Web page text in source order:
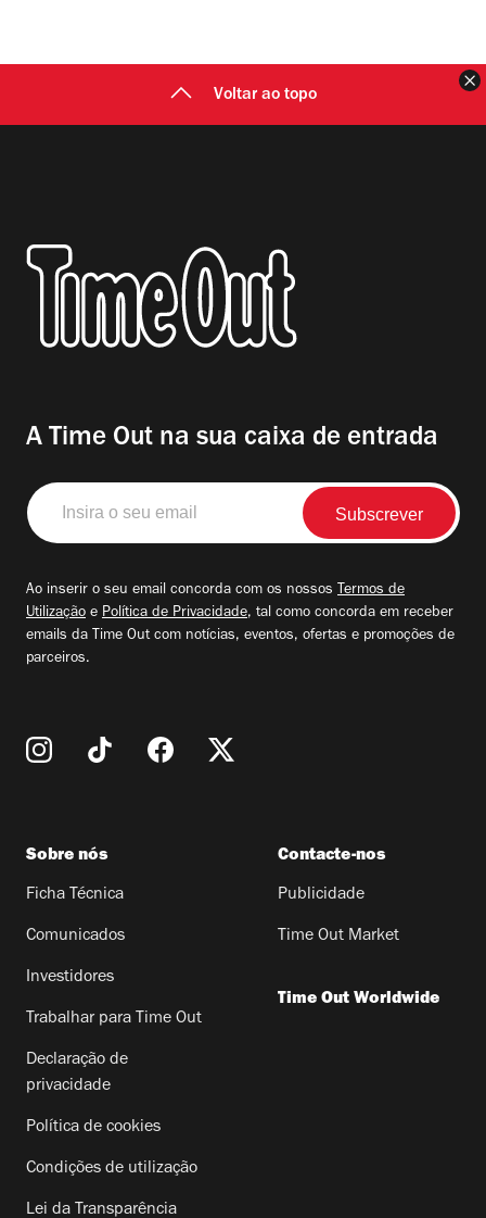
Voltar ao topo
A Time Out na sua caixa de entrada
Insira
o
seu
Ao inserir o seu email concorda com os nossos Termos de
Utilização e Política de Privacidade, tal como concorda em receber
emails da Time Out com notícias, eventos, ofertas e promoções de
parceiros.
Sobre nós
Ficha Técnica
Comunicados
Investidores
Trabalhar para Time Out
Declaração de
privacidade
Política de cookies
Condições de utilização
Lei da Transparência
Contacte-nos
Publicidade
Time Out Market
Time Out Worldwide